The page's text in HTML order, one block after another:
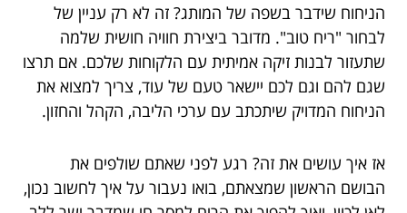
הניחוח שידבר בשפה של המותג? זה לא רק עניין של
לבחור "ריח טוב". מדובר ביצירת חוויה חושית שלמה
שתעזור לבנות זיקה אמיתית עם הלקוחות שלכם. אם תרצו
שגם להם וגם לכם יישאר טעם של עוד, צריך למצוא את
הניחוח המדויק שיתכתב עם ערכי הליבה, הקהל והחזון.
אז איך עושים את זה? רגע לפני שאתם שולפים את
הבושם הראשון שמצאתם, בואו נעבור על איך לחשוב נכון,